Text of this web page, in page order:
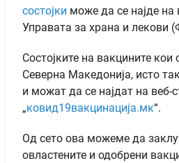
состојки може да се најде на
Управата за храна и лекови
Состојките на вакцините кои
Северна Македонија, исто
и можат да се најдат на веб-
„ковид19вакцинација.мк“.
Од сето ова можеме да
овластените и одобрени